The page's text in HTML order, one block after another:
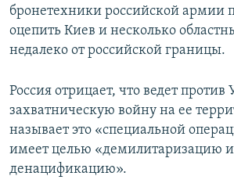
бронетехники российской армии
оцепить Киев и несколько
недалеко от российской границы.
Россия отрицает, что ведет
захватническую войну на ее
называет это «специальной
имеет целью «демилитаризацию и
денацификацию».